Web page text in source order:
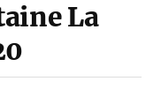
La